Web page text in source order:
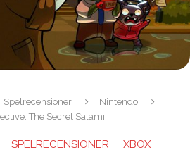
Spelrecensioner
Nintendo
The Secret Salami
SPELRECENSIONER XBOX